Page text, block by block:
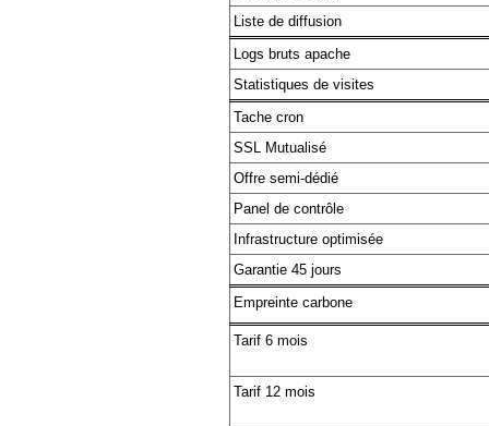
Liste de diffusion
Logs bruts apache
Statistiques de visites
Tache cron
SSL Mutualisé
Offre semi-dédié
Panel de contrôle
Infrastructure optimisée
Garantie 45 jours
Empreinte carbone
Tarif 6 mois
Tarif 12 mois